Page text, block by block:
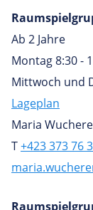
Ab 2 Jahre
Montag 8:30 -
Mittwoch und
Lageplan
Maria
T+423 373 76